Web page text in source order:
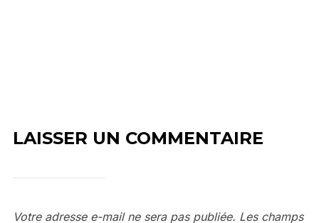
LAISSER UN COMMENTAIRE
Votre adresse e-mail ne sera pas publiée. Les champs